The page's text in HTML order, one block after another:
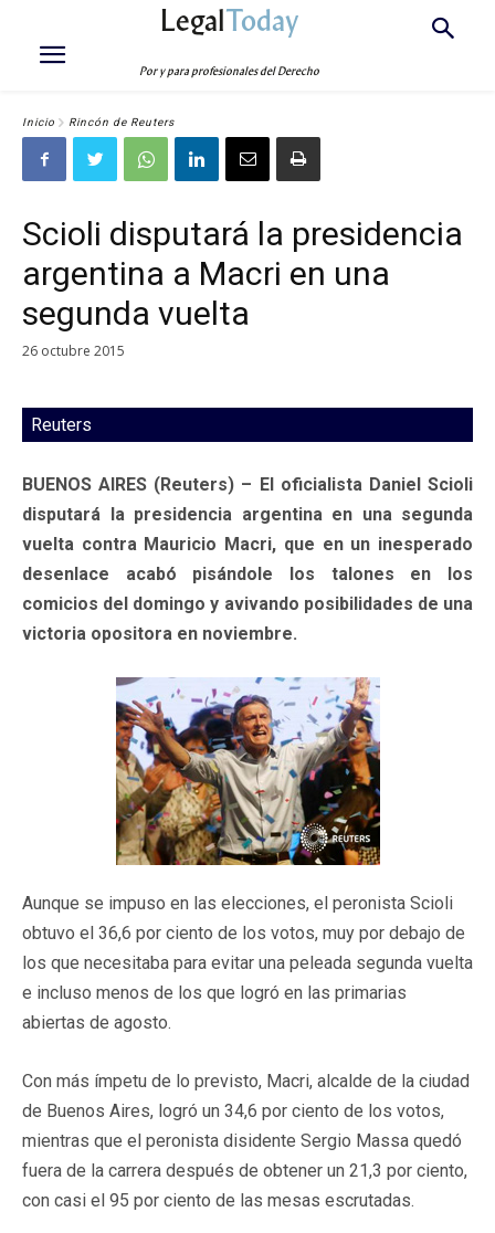
LegalToday
Por y para profesionales del Derecho
Inicio Rincón de Reuters
Scioli disputará la presidencia
argentina a Macri en una
segunda vuelta
26 octubre 2015
Reuters
BUENOS AIRES (Reuters) – El oficialista Daniel Scioli
disputará la presidencia argentina en una segunda
vuelta contra Mauricio Macri, que en un inesperado
desenlace acabó pisándole los talones en los
comicios del domingo y avivando posibilidades de una
victoria opositora en noviembre.
Aunque se impuso en las elecciones, el peronista Scioli
obtuvo el 36,6 por ciento de los votos, muy por debajo de
los que necesitaba para evitar una peleada segunda vuelta
e incluso menos de los que logró en las primarias
abiertas de agosto.
Con más ímpetu de lo previsto, Macri, alcalde de la ciudad
de Buenos Aires, logró un 34,6 por ciento de los votos,
mientras que el peronista disidente Sergio Massa quedó
fuera de la carrera después de obtener un 21,3 por ciento,
con casi el 95 por ciento de las mesas escrutadas.